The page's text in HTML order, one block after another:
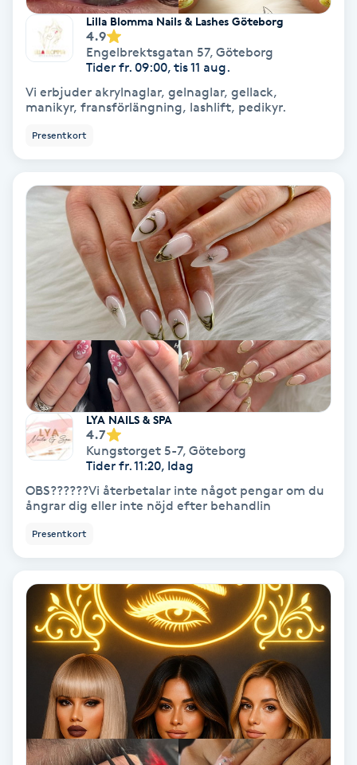
Idrottsmassage
IPL hårborttagning
IR-massage
Japansk massage
K18
Katun fransar
Kemisk peeling
Keratinbehandling
Kinesisk medicin
Kiropraktik
Klangmassage
Klippning
Lilla Blomma Nails & Lashes Göteborg
4.9
Engelbrektsgatan 57, Göteborg
Tider fr. 09:00, tis 11 aug.
Vi erbjuder akrylnaglar, gelnaglar, gellack,
manikyr, fransförlängning, lashlift, pedikyr.
Presentkort
LYA NAILS & SPA
4.7
Kungstorget 5-7, Göteborg
Tider fr. 11:20, Idag
OBS??????Vi återbetalar inte något pengar om du
ångrar dig eller inte nöjd efter behandlin
Presentkort